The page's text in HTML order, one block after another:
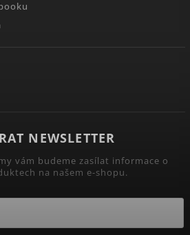
NEWSLETTER
vám budeme zasílat informace o
na našem e-shopu.